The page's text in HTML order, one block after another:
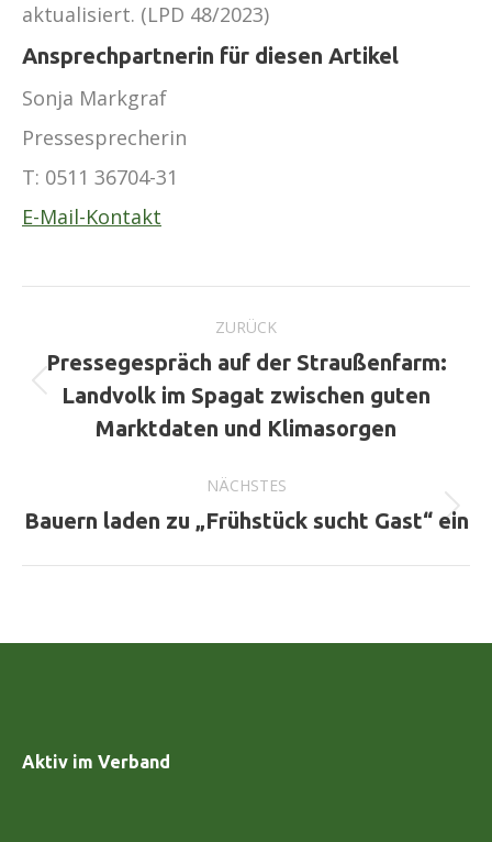
aktualisiert. (LPD 48/2023)
Ansprechpartnerin für diesen Artikel
Sonja Markgraf
Pressesprecherin
T: 0511 36704-31
E-Mail-Kontakt
ZURÜCK
Vorheriger
Beitrag:
Pressegespräch auf der Straußenfarm:
Landvolk im Spagat zwischen guten
Marktdaten und Klimasorgen
NÄCHSTES
Nächster
Bauern laden zu „Frühstück sucht Gast“ ein
Aktiv im Verband